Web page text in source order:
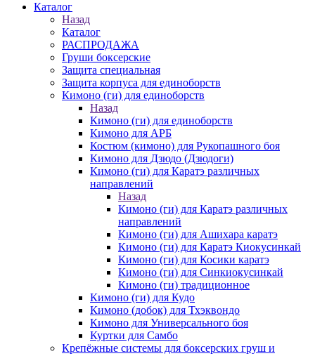
Каталог
Назад
Каталог
РАСПРОДАЖА
Груши боксерские
Защита специальная
Защита корпуса для единоборств
Кимоно (ги) для единоборств
Назад
Кимоно (ги) для единоборств
Кимоно для АРБ
Костюм (кимоно) для Рукопашного боя
Кимоно для Дзюдо (Дзюдоги)
Кимоно (ги) для Каратэ различных
направлений
Назад
Кимоно (ги) для Каратэ различных
направлений
Кимоно (ги) для Ашихара каратэ
Кимоно (ги) для Каратэ Киокусинкай
Кимоно (ги) для Косики каратэ
Кимоно (ги) для Синкиокусинкай
Кимоно (ги) традиционное
Кимоно (ги) для Кудо
Кимоно (добок) для Тхэквондо
Кимоно для Универсального боя
Куртки для Самбо
Крепёжные системы для боксерских груш и